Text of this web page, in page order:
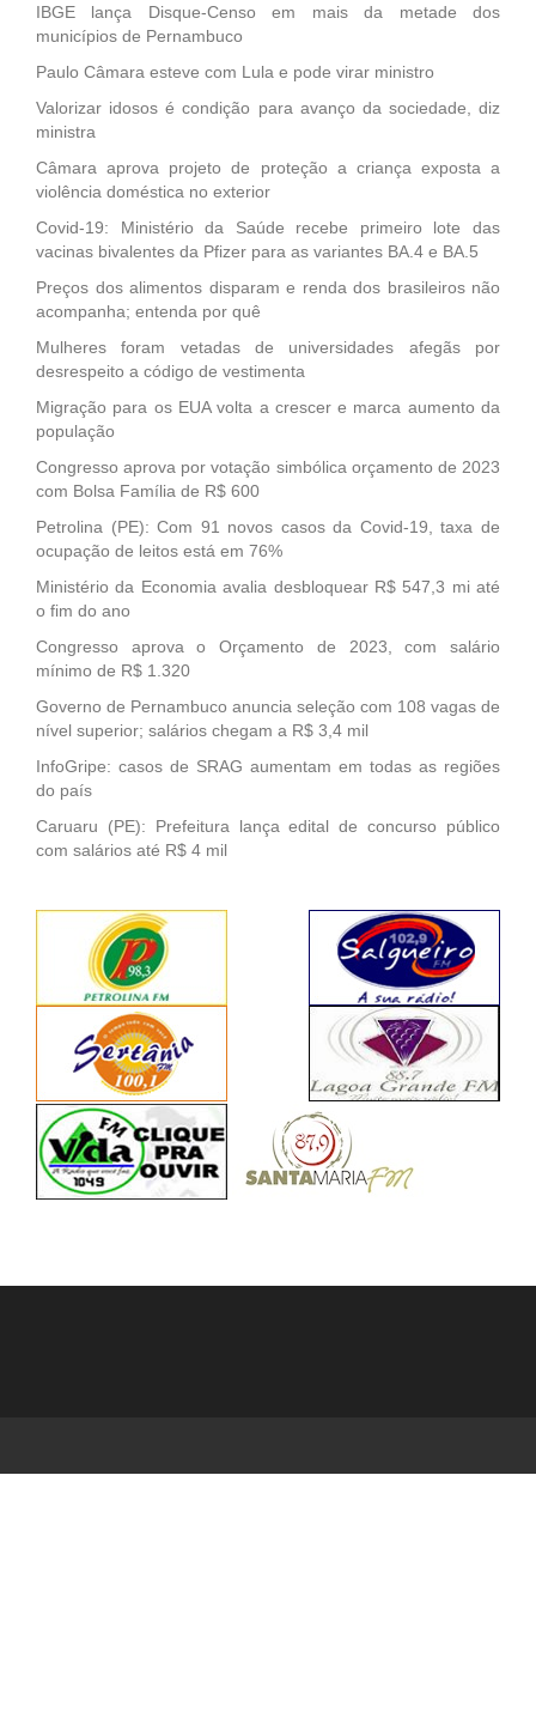
IBGE lança Disque-Censo em mais da metade dos
municípios de Pernambuco
Paulo Câmara esteve com Lula e pode virar ministro
Valorizar idosos é condição para avanço da sociedade, diz
ministra
Câmara aprova projeto de proteção a criança exposta a
violência doméstica no exterior
Covid-19: Ministério da Saúde recebe primeiro lote das
vacinas bivalentes da Pfizer para as variantes BA.4 e BA.5
Preços dos alimentos disparam e renda dos brasileiros não
acompanha; entenda por quê
Mulheres foram vetadas de universidades afegãs por
desrespeito a código de vestimenta
Migração para os EUA volta a crescer e marca aumento da
população
Congresso aprova por votação simbólica orçamento de 2023
com Bolsa Família de R$ 600
Petrolina (PE): Com 91 novos casos da Covid-19, taxa de
ocupação de leitos está em 76%
Ministério da Economia avalia desbloquear R$ 547,3 mi até
o fim do ano
Congresso aprova o Orçamento de 2023, com salário
mínimo de R$ 1.320
Governo de Pernambuco anuncia seleção com 108 vagas de
nível superior; salários chegam a R$ 3,4 mil
InfoGripe: casos de SRAG aumentam em todas as regiões
do país
Caruaru (PE): Prefeitura lança edital de concurso público
com salários até R$ 4 mil